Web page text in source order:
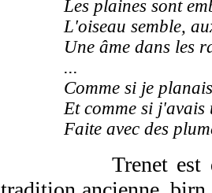
Les plaines sont
L'oiseau semble,
Une âme dans les
...
Comme si je
Et comme si j'avais
Faite avec des
Trenet